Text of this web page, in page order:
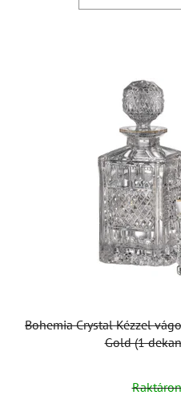
Bohemia Crystal Kézzel
Gold (1